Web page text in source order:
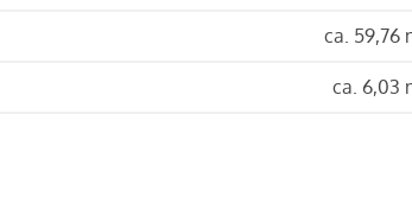
ca. 59,76
ca. 6,03